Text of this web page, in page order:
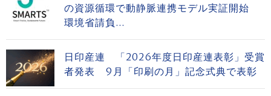
の資源循環で動静脈連携モデル実証開始
環境省請負...
日印産連 「2026年度日印産連表彰」受賞
者発表 9月「印刷の月」記念式典で表彰